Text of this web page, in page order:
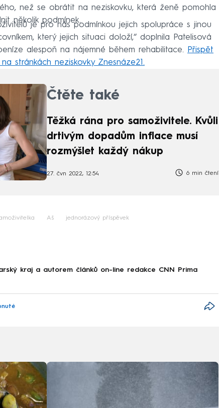
než se obrátit na neziskovku, která ženě pomohla
několik podmínek.
je pro nás podmínkou jejich spolupráce s jinou
který jejich situaci doloží,“ doplnila Patelisová
alespoň na nájemné během rehabilitace. Přispět
stránkách neziskovky Znesnáze21.
Čtěte také
Těžká rána pro samoživitele. Kvůli
drtivým dopadům inflace musí
rozmýšlet každý nákup
27. čvn 2022, 12:54 6 min čtení
Aš jednorázový příspěvek
kraj a autorem článků on-line redakce CNN Prima